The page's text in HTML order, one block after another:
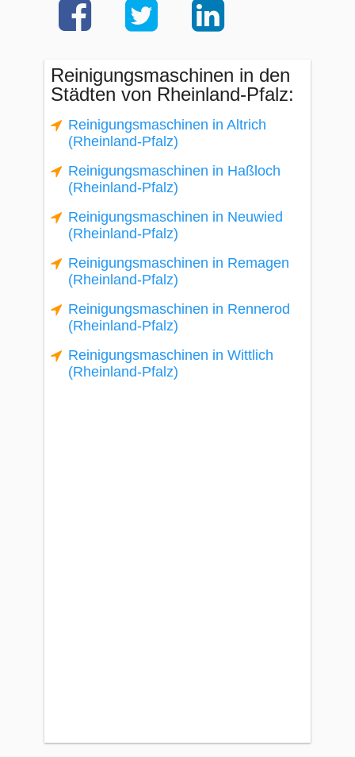
Reinigungsmaschinen in den
Städten von Rheinland-Pfalz:
Reinigungsmaschinen in Altrich
(Rheinland-Pfalz)
Reinigungsmaschinen in Haßloch
(Rheinland-Pfalz)
Reinigungsmaschinen in Neuwied
(Rheinland-Pfalz)
Reinigungsmaschinen in Remagen
(Rheinland-Pfalz)
Reinigungsmaschinen in Rennerod
(Rheinland-Pfalz)
Reinigungsmaschinen in Wittlich
(Rheinland-Pfalz)